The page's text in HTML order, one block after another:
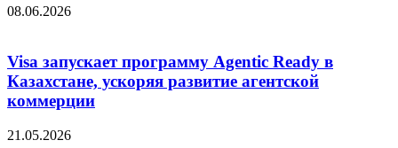
08.06.2026
Visa запускает программу Agentic Ready в
Казахстане, ускоряя развитие агентской
коммерции
21.05.2026